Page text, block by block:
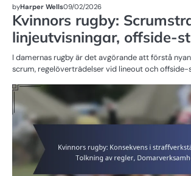
byHarper Wells09/02/2026
Kvinnors rugby:
linjeutvisningar, offside-
I damernas rugby är det avgörande att förstå
scrum, regelöverträdelser vid lineout och